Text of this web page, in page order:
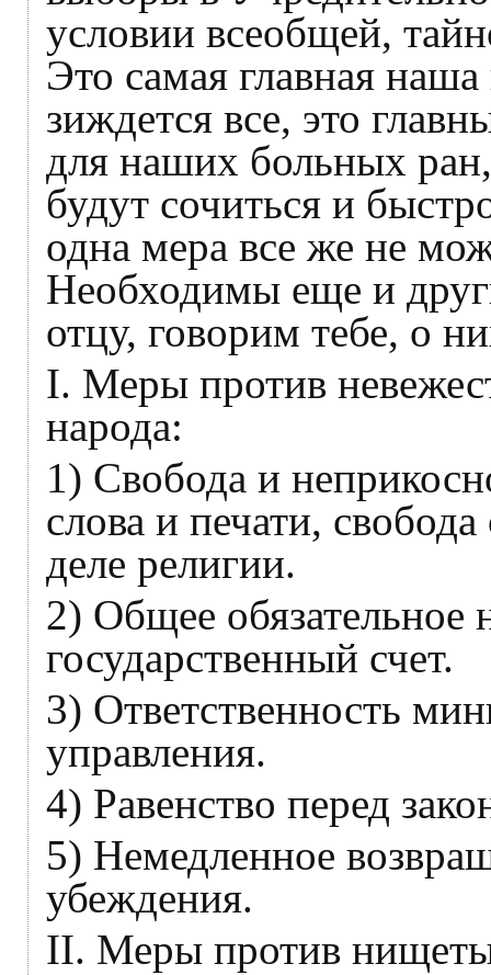
условии всеобщей,
Это самая главная
зиждется все, это
для наших больных
будут сочиться и
одна мера все же не
Необходимы еще и
отцу, говорим тебе, о
I. Меры против
народа:
1) Свобода и
слова и печати,
деле религии.
2) Общее обязательное
государственный счет.
3) Ответственность
управления.
4) Равенство перед
5) Немедленное
убеждения.
II. Меры против